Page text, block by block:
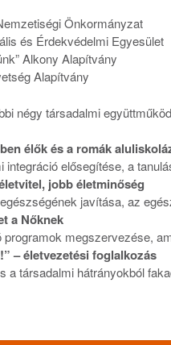
Önkormányzat
és Érdekvédelmi Egyesület
Alkony Alapítvány
Alapítvány
négy társadalmi
élők és a romák
integráció elősegítése, a
jobb életminőség
javítása, az
a Nőknek
programok megszervezése,
– életvezetési foglalkozás
a társadalmi hátrányokból